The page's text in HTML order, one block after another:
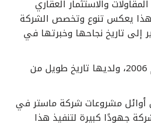
والاستثمار العقاري
هذا يعكس تنوع وتخصص الشركة
إلى تاريخ نجاحها وخبرتها في
تأسست الشركة في عام 2006، ولديها تاريخ طويل من
أوائل مشروعات شركة ماستر في
جهودًا كبيرة لتنفيذ هذا